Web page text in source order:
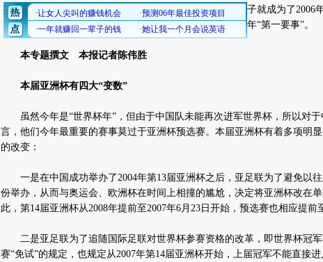
子就成为了2006
年“第一要事”。
本专题撰文 本报记者陈伟胜
本届亚洲杯有四大“变数”
虽然今年是“世界杯年”，但由于中国队未能再次进军世界杯，所以对于
言，他们今年最重要的赛事莫过于亚洲杯预选赛。本届亚洲杯有着多项明
的改变：
一是在中国成功举办了2004年第13届亚洲杯之后，亚足联为了避免以
份举办，从而与奥运会、欧洲杯在时间上相撞的尴尬，决定将亚洲杯改在
此，第14届亚洲杯从2008年提前至2007年6月23日开始，预选赛也相应提前
二是亚足联为了追随国际足联对世界杯参赛资格的改革，即世界杯冠军
赛“免试”的规定，也规定从2007年第14届亚洲杯开始，上届冠军不能直接